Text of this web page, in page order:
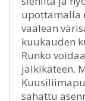
upottamalla
vaalean
kuukauden
Runko
jälkikäteen.
sahattu